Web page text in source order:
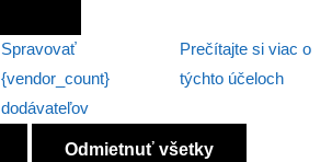
Spravovať
{vendor_count}
dodávateľov
Prečítajte si viac o
týchto účeloch
Odmietnuť všetky